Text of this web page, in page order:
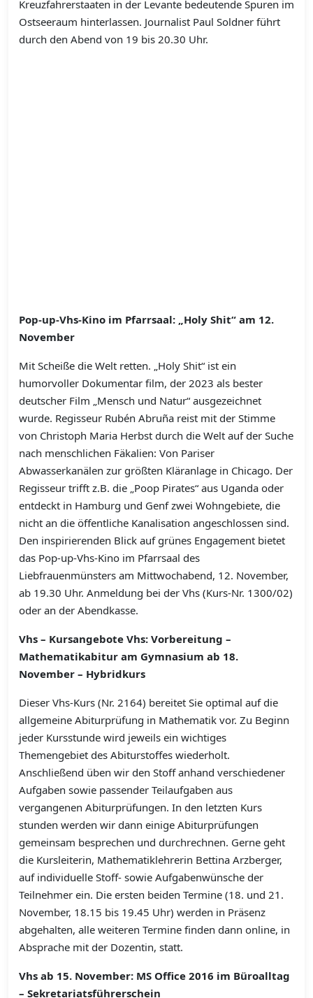
Kreuzfahrerstaaten in der Levante bedeutende Spuren im
Ostseeraum hinterlassen. Journalist Paul Soldner führt
durch den Abend von 19 bis 20.30 Uhr.
Pop-up-Vhs-Kino im Pfarrsaal: „Holy Shit“ am 12.
November
Mit Scheiße die Welt retten. „Holy Shit“ ist ein
humorvoller Dokumentar film, der 2023 als bester
deutscher Film „Mensch und Natur“ ausgezeichnet
wurde. Regisseur Rubén Abruña reist mit der Stimme
von Christoph Maria Herbst durch die Welt auf der Suche
nach menschlichen Fäkalien: Von Pariser
Abwasserkanälen zur größten Kläranlage in Chicago. Der
Regisseur trifft z.B. die „Poop Pirates“ aus Uganda oder
entdeckt in Hamburg und Genf zwei Wohngebiete, die
nicht an die öffentliche Kanalisation angeschlossen sind.
Den inspirierenden Blick auf grünes Engagement bietet
das Pop-up-Vhs-Kino im Pfarrsaal des
Liebfrauenmünsters am Mittwochabend, 12. November,
ab 19.30 Uhr. Anmeldung bei der Vhs (Kurs-Nr. 1300/02)
oder an der Abendkasse.
Vhs – Kursangebote Vhs: Vorbereitung –
Mathematikabitur am Gymnasium ab 18.
November – Hybridkurs
Dieser Vhs-Kurs (Nr. 2164) bereitet Sie optimal auf die
allgemeine Abiturprüfung in Mathematik vor. Zu Beginn
jeder Kursstunde wird jeweils ein wichtiges
Themengebiet des Abiturstoffes wiederholt.
Anschließend üben wir den Stoff anhand verschiedener
Aufgaben sowie passender Teilaufgaben aus
vergangenen Abiturprüfungen. In den letzten Kurs
stunden werden wir dann einige Abiturprüfungen
gemeinsam besprechen und durchrechnen. Gerne geht
die Kursleiterin, Mathematiklehrerin Bettina Arzberger,
auf individuelle Stoff- sowie Aufgabenwünsche der
Teilnehmer ein. Die ersten beiden Termine (18. und 21.
November, 18.15 bis 19.45 Uhr) werden in Präsenz
abgehalten, alle weiteren Termine finden dann online, in
Absprache mit der Dozentin, statt.
Vhs ab 15. November: MS Office 2016 im Büroalltag
– Sekretariatsführerschein